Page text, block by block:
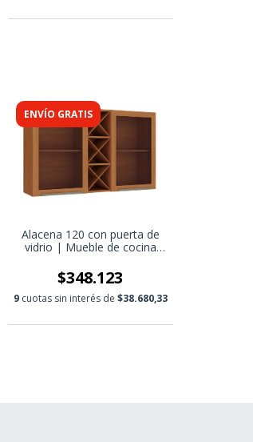
ENVÍO GRATIS
Alacena 120 con puerta de
vidrio | Mueble de cocina
moderno
$348.123
9 cuotas sin interés de $38.680,33